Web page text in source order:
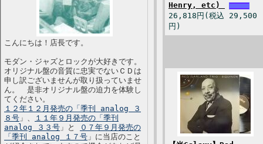
こんにちは！店長です。
モダン・ジャズとロックが大好きです。
オリジナル盤の音質に忠実でないＣＤは
申し訳ございませんが取り扱っていませ
ん。 是非オリジナル盤の迫力を体験し
てください。
１２年１２月発売の「季刊 analog ３
８号 」、
１１年９月発売の「季刊
analog ３３号 」と
０７年９月発売の
「季刊 analog １７号 」に当店のこと
Henry, etc)
26,818円(税込 29,500
円)